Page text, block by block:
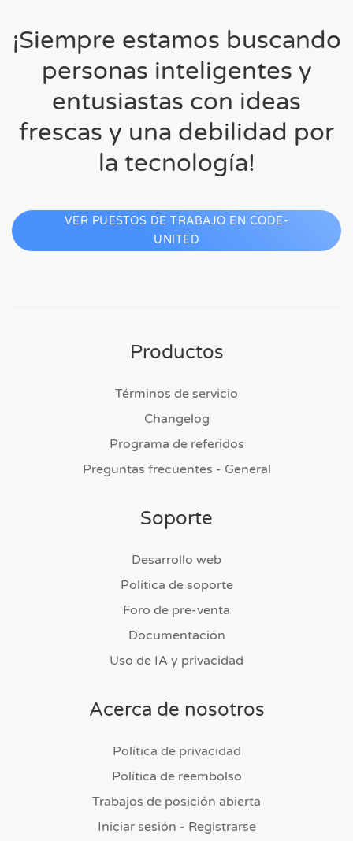
¡Siempre estamos buscando
personas inteligentes y
entusiastas con ideas
frescas y una debilidad por
la tecnología!
VER PUESTOS DE TRABAJO EN CODE-
UNITED
Productos
Términos de servicio
Changelog
Programa de referidos
Preguntas frecuentes - General
Soporte
Desarrollo web
Política de soporte
Foro de pre-venta
Documentación
Uso de IA y privacidad
Acerca de nosotros
Política de privacidad
Política de reembolso
Trabajos de posición abierta
Iniciar sesión - Registrarse